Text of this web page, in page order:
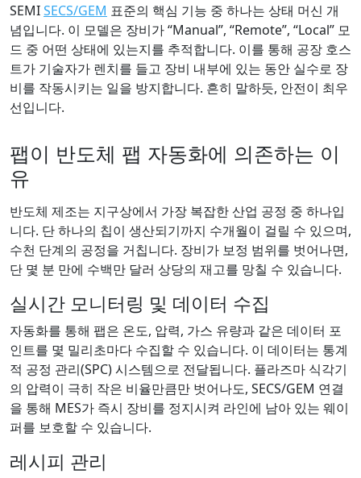
SEMISECS/GEM 표준의 핵심 기능 중 하나는 상태 머신 개
념입니다. 이 모델은 장비가 “Manual”, “Remote”, “Local” 모
드 중 어떤 상태에 있는지를 추적합니다. 이를 통해 공장 호스
트가 기술자가 렌치를 들고 장비 내부에 있는 동안 실수로 장
비를 작동시키는 일을 방지합니다. 흔히 말하듯, 안전이 최우
선입니다.
팹이 반도체 팹 자동화에 의존하는 이
유
반도체 제조는 지구상에서 가장 복잡한 산업 공정 중 하나입
니다. 단 하나의 칩이 생산되기까지 수개월이 걸릴 수 있으며,
수천 단계의 공정을 거칩니다. 장비가 보정 범위를 벗어나면,
단 몇 분 만에 수백만 달러 상당의 재고를 망칠 수 있습니다.
실시간 모니터링 및 데이터 수집
자동화를 통해 팹은 온도, 압력, 가스 유량과 같은 데이터 포
인트를 몇 밀리초마다 수집할 수 있습니다. 이 데이터는 통계
적 공정 관리(SPC) 시스템으로 전달됩니다. 플라즈마 식각기
의 압력이 극히 작은 비율만큼만 벗어나도, SECS/GEM 연결
을 통해 MES가 즉시 장비를 정지시켜 라인에 남아 있는 웨이
퍼를 보호할 수 있습니다.
레시피 관리